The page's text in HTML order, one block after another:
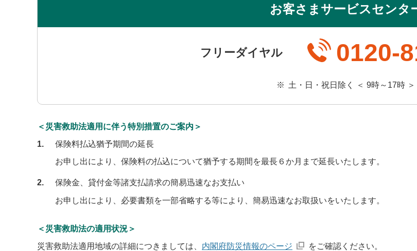
お客さまサービスセンタ
フリーダイヤル 0120-
※ 土・日・祝日除く ＜ 9時～17時 ＞
＜災害救助法適用に伴う特別措置のご案内＞
1
保険料払込猶予期間の延長
お申し出により、保険料の払込について猶予する期間を最長６か月まで延長いたします。
2 保険金、貸付金等諸支払請求の簡易迅速なお支払い
お申し出により、必要書類を一部省略する等により、簡易迅速なお取扱いをいたします。
＜災害救助法の適用状況＞
災害救助法適用地域の詳細につきましては、 内閣府防災情報のページ をご確認ください。